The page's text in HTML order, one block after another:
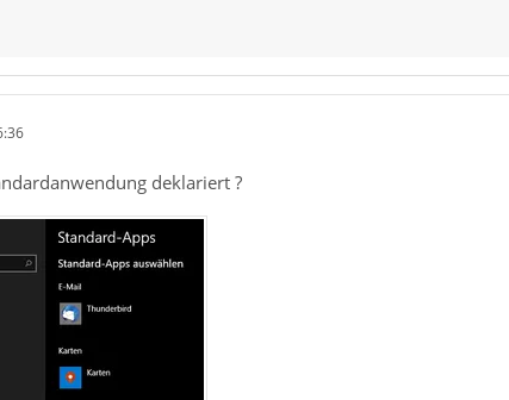
deklariert ?